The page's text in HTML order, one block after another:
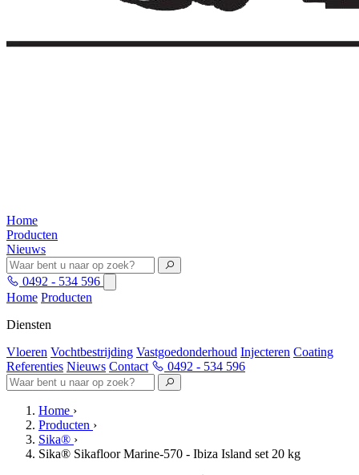
Home
Producten
Nieuws
0492 - 534 596
Home Producten
Diensten
Vloeren Vochtbestrijding Vastgoedonderhoud Injecteren Coating
Referenties Nieuws Contact 0492 - 534 596
Home ›
Producten ›
Sika® ›
Sika® Sikafloor Marine-570 - Ibiza Island set 20 kg